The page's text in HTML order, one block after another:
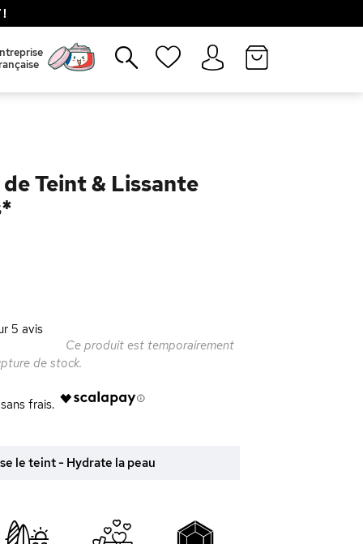
!
Teint & Lissante
5 avis
Ce produit est temporairement
de stock.
le teint - Hydrate la peau